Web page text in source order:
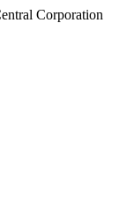
Corporation